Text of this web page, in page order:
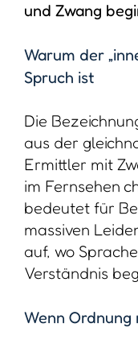
und Zwang
Warum der
Spruch ist
Die
aus der
Ermittler mit
im Fernsehen
bedeutet für
massiven
auf, wo
Verständnis
Wenn